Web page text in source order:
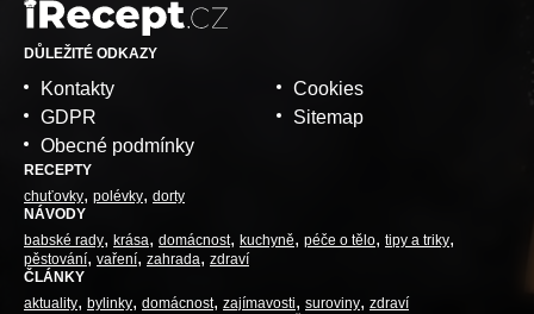
DŮLEŽITÉ ODKAZY
Kontakty
GDPR
Obecné podmínky
Cookies
Sitemap
RECEPTY
chuťovky polévky dorty
NÁVODY
babské rady krása domácnost kuchyně péče o tělo tipy a triky
pěstování vaření zahrada
zdraví
ČLÁNKY
aktuality bylinky domácnost zajímavosti suroviny zdraví